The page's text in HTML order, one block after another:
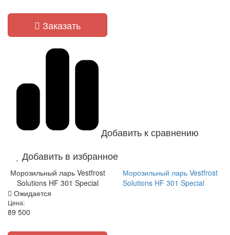
Заказать
Добавить к сравнению
Добавить в избранное
Морозильный ларь Vestfrost
Solutions HF 301 Special
Морозильный ларь Vestfrost
Solutions HF 301 Special
Ожидается
Цена:
89 500